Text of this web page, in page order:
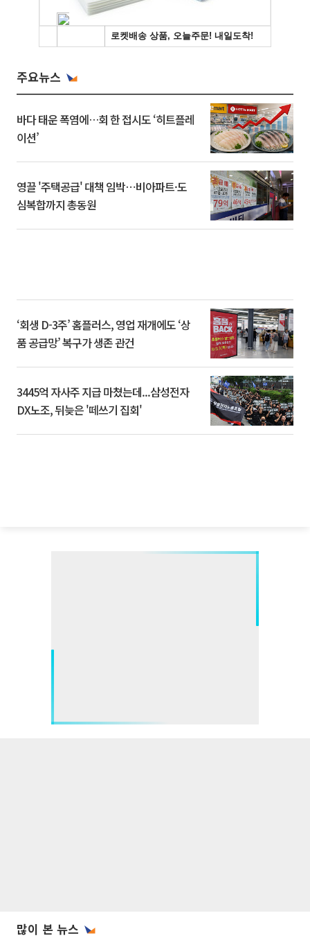
주요뉴스
바다 태운 폭염에…회 한 접시도 ‘히트플레
이션’
영끌 '주택공급' 대책 임박⋯비아파트·도
심복합까지 총동원
‘회생 D-3주’ 홈플러스, 영업 재개에도 ‘상
품 공급망’ 복구가 생존 관건
3445억 자사주 지급 마쳤는데...삼성전자
DX노조, 뒤늦은 '떼쓰기 집회'
많이 본 뉴스